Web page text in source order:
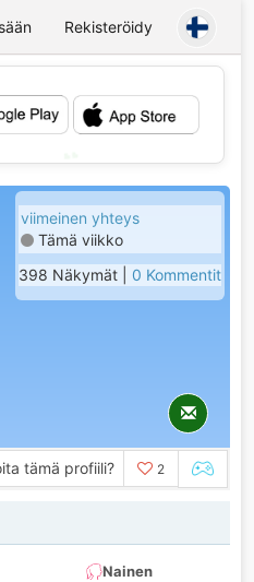
Rekisteröidy
viimeinen yhteys
Tämä viikko
398 Näkymät | 0 Kommentit
tämä profiili? 2
Nainen